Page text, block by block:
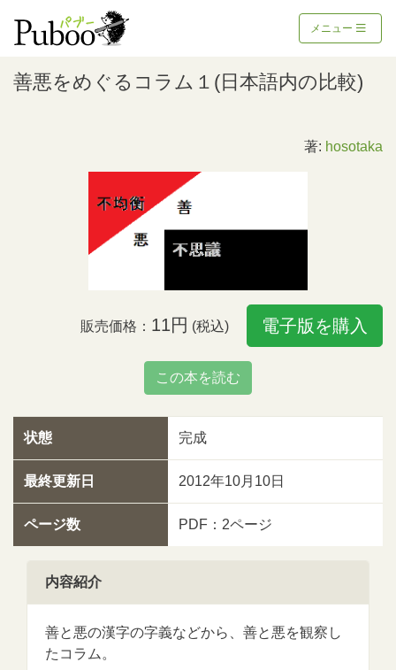
メニュー
善悪をめぐるコラム１(日本語内の比較)
著: hosotaka
販売価格： 11円 (税込) 電子版を購入
この本を読む
状態 完成
最終更新日 2012年10月10日
ページ数 PDF：2ページ
内容紹介
善と悪の漢字の字義などから、善と悪を観察し
たコラム。